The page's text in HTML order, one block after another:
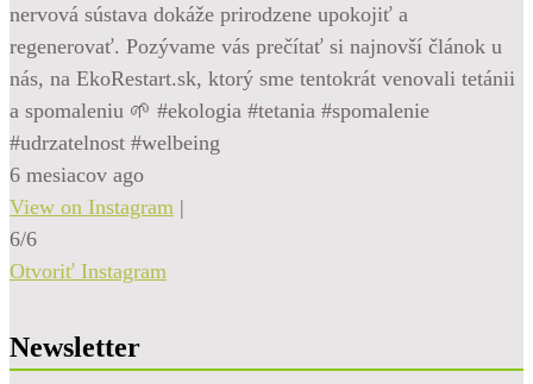
nervová sústava dokáže prirodzene upokojiť a
regenerovať. Pozývame vás prečítať si najnovší článok u
nás, na EkoRestart.sk, ktorý sme tentokrát venovali tetánii
a spomaleniu 🌱 #ekologia #tetania #spomalenie
#udrzatelnost #welbeing
6 mesiacov ago
View on Instagram |
6/6
Otvoriť Instagram
Newsletter